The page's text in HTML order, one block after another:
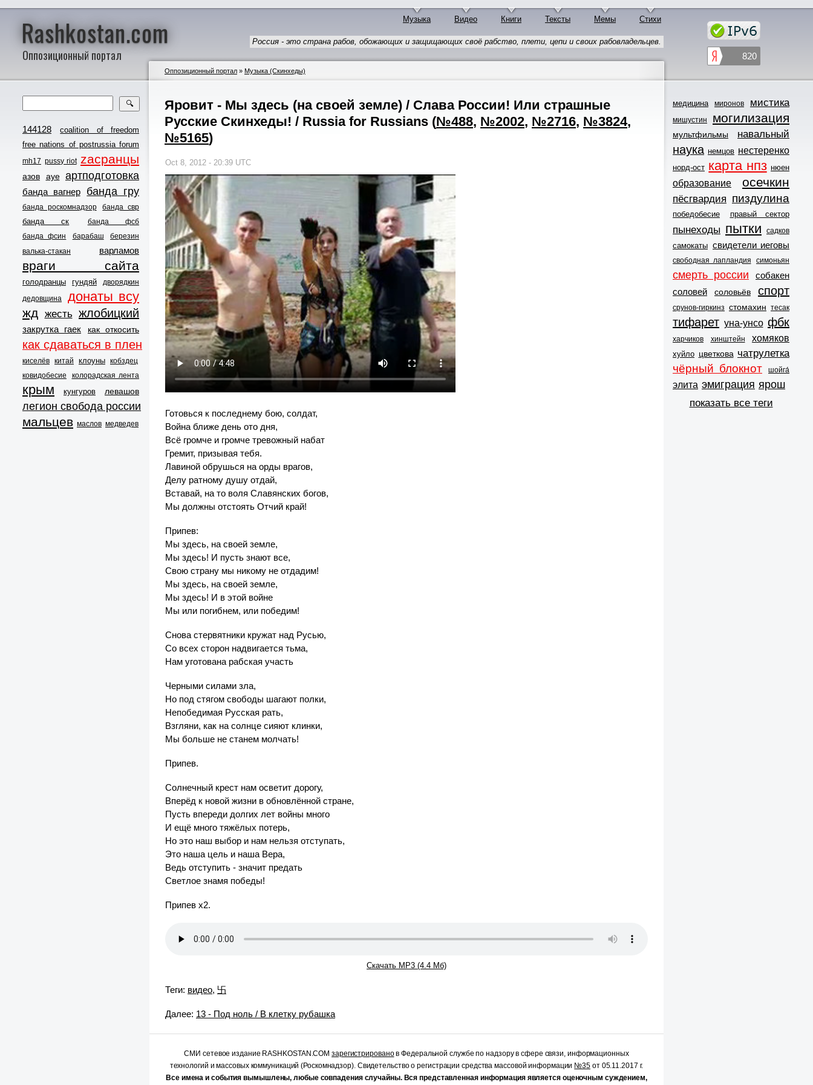
Rashkostan.com
Оппозиционный портал
Музыка Видео Книги Тексты Мемы Стихи
🔍
144128
coalition of freedom
free nations of postrussia forum
mh17 pussy riot zасранцы
азов ауе артподготовка
банда вагнер банда гру
банда роскомнадзор банда свр
банда ск
банда фсб
банда фсин
барабаш
березин
валька-стакан
варламов
враги сайта
голодранцы гундяй
дворядкин
дедовщина
донаты всу
жд жесть жлобицкий
закрутка гаек как откосить
как сдаваться в плен
киселёв китай клоуны кобздец
ковидобесие
колорадская лента
крым кунгуров левашов
легион свобода россии
мальцев маслов медведев
Россия - это страна рабов, обожающих и защищающих своё рабство, плети, цепи и своих рабовладельцев.
Оппозиционный портал » Музыка (Скинхеды)
Яровит - Мы здесь (на своей земле) / Слава России! Или страшные
Русские Скинхеды! / Russia for Russians (№488, №2002, №2716, №3824,
№5165)
Oct 8, 2012 - 20:39 UTC
Готовься к последнему бою, солдат,
Война ближе день ото дня,
Всё громче и громче тревожный набат
Гремит, призывая тебя.
Лавиной обрушься на орды врагов,
Делу ратному душу отдай,
Вставай, на то воля Славянских богов,
Мы должны отстоять Отчий край!
Припев:
Мы здесь, на своей земле,
Мы здесь! И пусть знают все,
Свою страну мы никому не отдадим!
Мы здесь, на своей земле,
Мы здесь! И в этой войне
Мы или погибнем, или победим!
Снова стервятники кружат над Русью,
Со всех сторон надвигается тьма,
Нам уготована рабская участь
Черными силами зла,
Но под стягом свободы шагают полки,
Непобедимая Русская рать,
Взгляни, как на солнце сияют клинки,
Мы больше не станем молчать!
Припев.
Солнечный крест нам осветит дорогу,
Вперёд к новой жизни в обновлённой стране,
Пусть впереди долгих лет войны много
И ещё много тяжёлых потерь,
Но это наш выбор и нам нельзя отступать,
Это наша цель и наша Вера,
Ведь отступить - значит предать
Светлое знамя победы!
Припев х2.
Скачать MP3 (4.4 Мб)
Теги: видео, 卐
Далее: 13 - Под ноль / В клетку рубашка
СМИ сетевое издание RASHKOSTAN.COMзарегистрированов Федеральной службе по надзору в сфере связи, информационных
технологий и массовых коммуникаций (Роскомнадзор). Свидетельство о регистрации средства массовой информации №35от 05.11.2017 г.
Все имена и события вымышлены, любые совпадения случайны. Вся представленная информация является оценочным суждением,
медицина миронов мистика
мишустин могилизация
мультфильмы навальный
наука немцов нестеренко
норд-ост карта нпз нюен
образование осечкин
пёсгвардия пиздулина
победобесие правый сектор
пынеходы пытки садков
самокаты свидетели иеговы
свободная лапландия симоньян
смерть россии
собакен
соловей
соловьёв спорт
срунов-гиркинз стомахин тесак
тифарет уна-унсо фбк
харчиков хинштейн хомяков
хуйло цветкова чатрулетка
чёрный блокнот шойга́
элита эмиграция ярош
показать все теги